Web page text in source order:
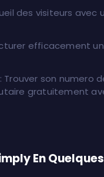
des visiteurs avec
efficacement
Trouver son numero
gratuitement
En